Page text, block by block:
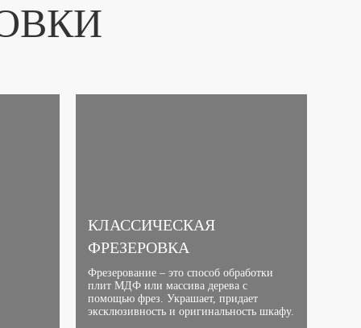
КЛАССИЧЕСКАЯ
ФРЕЗЕРОВКА
Фрезерование – это способ обработки
плит МДФ или массива дерева с
помощью фрез. Украшает, придает
эксклюзивность и оригинальность шкафу.